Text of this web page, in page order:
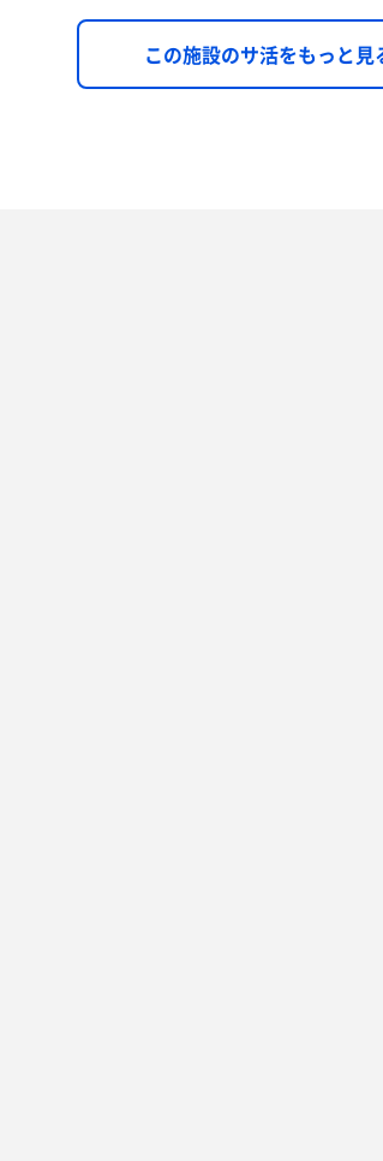
この施設のサ活をもっと見